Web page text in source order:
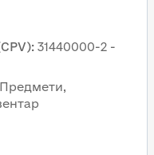
: 31440000-2 -